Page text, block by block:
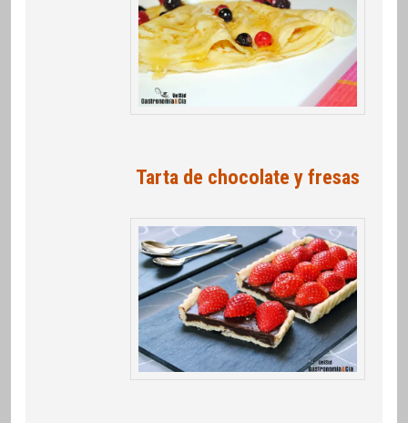
Tarta de chocolate y fresas